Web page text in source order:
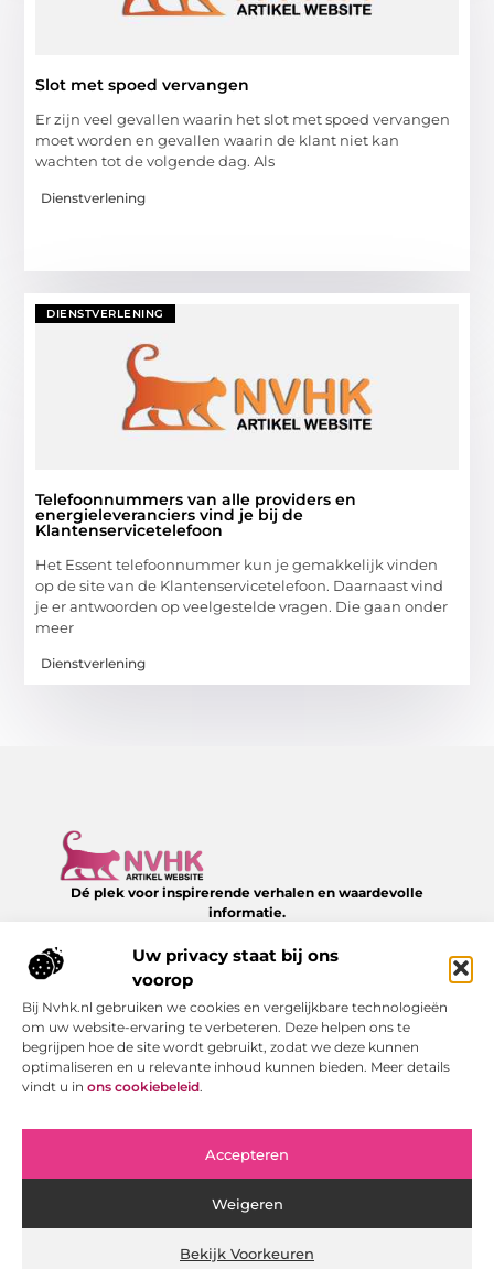
Uw privacy staat bij ons
voorop
Bij Nvhk.nl gebruiken we cookies en vergelijkbare technologieën
om uw website-ervaring te verbeteren. Deze helpen ons te
begrijpen hoe de site wordt gebruikt, zodat we deze kunnen
optimaliseren en u relevante inhoud kunnen bieden. Meer details
vindt u in ons cookiebeleid.
Accepteren
Weigeren
Bekijk Voorkeuren
Slot met spoed vervangen
Er zijn veel gevallen waarin het slot met spoed vervangen
moet worden en gevallen waarin de klant niet kan
wachten tot de volgende dag. Als
Dienstverlening
DIENSTVERLENING
Telefoonnummers van alle providers en
energieleveranciers vind je bij de
Klantenservicetelefoon
Het Essent telefoonnummer kun je gemakkelijk vinden
op de site van de Klantenservicetelefoon. Daarnaast vind
je er antwoorden op veelgestelde vragen. Die gaan onder
meer
Dienstverlening
Dé plek voor inspirerende verhalen en waardevolle
informatie.
dagelijks leven – van slimme tips tot verrassende inzichten,
allemaal te vinden op NVHK.nl.
Onze informatie
Bericht categorie
Cookiebeleid (EU)